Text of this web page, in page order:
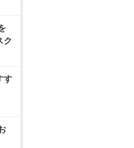
ク
す